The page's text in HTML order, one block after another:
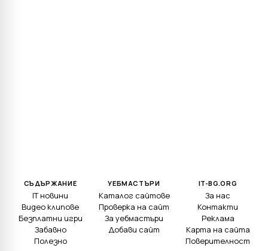
СЪДЪРЖАНИЕ
IT новини
Видео клипове
Безплатни игри
Забавно
Полезно
УЕБМАСТЪРИ
Каталог сайтове
Проверка на сайт
За уебмастъри
Добави сайт
IT-BG.ORG
За нас
Контакти
Реклама
Карта на сайта
Поверителност